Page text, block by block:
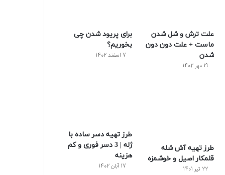
ت
علت ترش و شل شدن
ماست + علت دون دون
شدن
19 مهر 1402
برای پریود شدن چی
بخوریم؟
7 اسفند 1402
طرز تهیه آش شله
قلمکار اصیل و خوشمزه
22 تیر 1401
طرز تهیه دسر ساده با
ژله | 3 دسر فوری و کم
هزینه
17 آبان 1402